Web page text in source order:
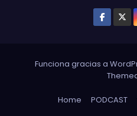
Funciona gracias a
Home PODCAST